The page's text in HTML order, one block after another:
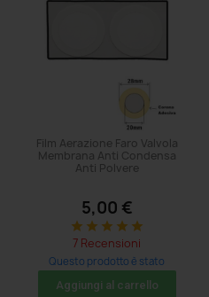
Film Aerazione Faro Valvola
Membrana Anti Condensa
Anti Polvere
5,00 €
star star star star star
7 Recensioni
Questo prodotto è stato
acquistato: 1859 volte
Aggiungi al carrello